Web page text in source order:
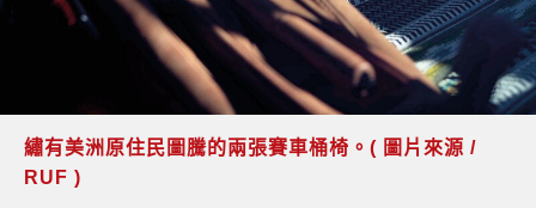
繡有美洲原住民圖騰的兩張賽車桶椅。( 圖片來源 /
RUF )